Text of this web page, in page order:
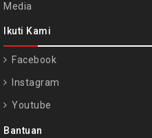
Media
Ikuti Kami
Facebook
Instagram
Youtube
Bantuan